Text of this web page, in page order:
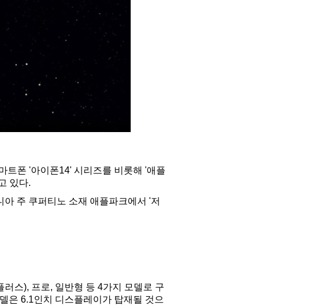
트폰 '아이폰14' 시리즈를 비롯해 '애플
있다.
주 쿠퍼티노 소재 애플파크에서 '저
스), 프로, 일반형 등 4가지 모델로 구
은 6.1인치 디스플레이가 탑재될 것으